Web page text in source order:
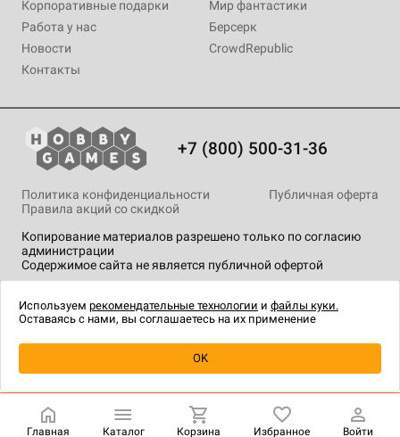
Уведомить о наличии
Корпоративные подарки
Работа у нас
Новости
Контакты
Мир фантастики
Берсерк
CrowdRepublic
+7 (800) 500-31-36
Копирование материалов разрешено только по согласию
администрации
Содержимое сайта не является публичной офертой
Политика конфиденциальности
Публичная оферта
Правила акций со скидкой
технологии.
Главная Каталог Корзина Избранное Войти
Используем рекомендательные технологии и файлы куки.
Оставаясь с нами, вы соглашаетесь на их применение
OK